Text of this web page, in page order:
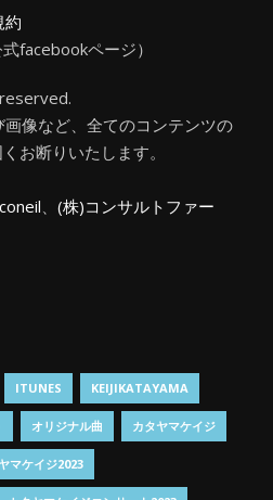
約
式facebookページ）
像など、全てのコンテンツの
お断りいたします。
、 (株)コンサルトファー
ITUNES KEIJIKATAYAMA
オリジナル曲 カタヤマケイジ
マケイジ2023